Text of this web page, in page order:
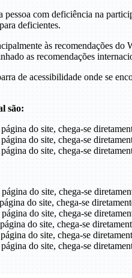
com deficiência na
deficientes.
às recomendações
as recomendações
de acessibilidade onde se
são:
do site, chega-se
do site, chega-se
do site, chega-se
do site, chega-se
do site, chega-se
do site, chega-se
do site, chega-se
do site, chega-se
do site, chega-se